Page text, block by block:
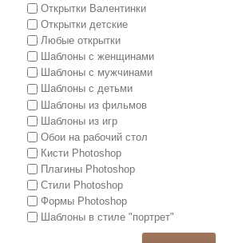
Открытки Валентинки
Открытки детские
Любые открытки
Шаблоны с женщинами
Шаблоны с мужчинами
Шаблоны с детьми
Шаблоны из фильмов
Шаблоны из игр
Обои на рабочий стол
Кисти Photoshop
Плагины Photoshop
Стили Photoshop
Формы Photoshop
Шаблоны в стиле "портрет"